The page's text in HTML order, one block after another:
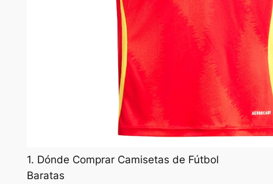
1. Dónde Comprar Camisetas de Fútbol
Baratas